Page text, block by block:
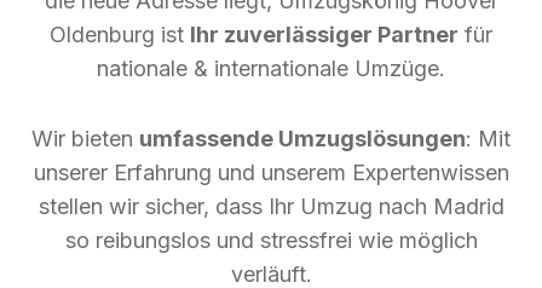
Oldenburg ist Ihr zuverlässiger Partner für
nationale & internationale Umzüge.
Wir bieten umfassende Umzugslösungen: Mit
unserer Erfahrung und unserem Expertenwissen
stellen wir sicher, dass Ihr Umzug nach Madrid
so reibungslos und stressfrei wie möglich
verläuft.